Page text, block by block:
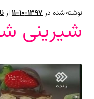
محصولات فروشگاه آنلاین
ارتباط با ما
نوشته شده در1397-10-11 از
شیرینی